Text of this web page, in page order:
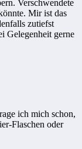
Verschwendete
Mir ist das
zutiefst
Gelegenheit gerne
ich mich schon,
Flaschen oder